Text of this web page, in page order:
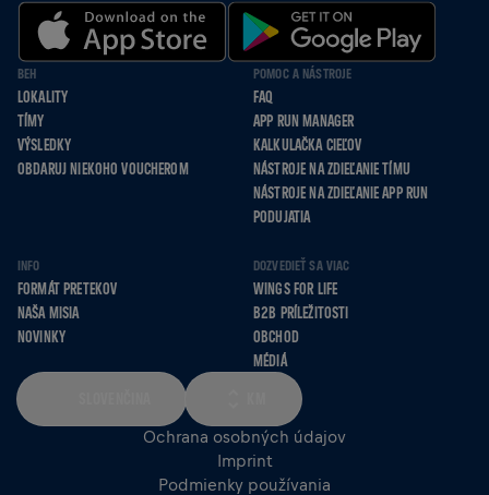
BEH
LOKALITY
TÍMY
VÝSLEDKY
OBDARUJ NIEKOHO VOUCHEROM
POMOC A NÁSTROJE
FAQ
APP RUN MANAGER
KALKULAČKA CIEĽOV
NÁSTROJE NA ZDIEĽANIE TÍMU
NÁSTROJE NA ZDIEĽANIE APP RUN
PODUJATIA
INFO
FORMÁT PRETEKOV
NAŠA MISIA
NOVINKY
DOZVEDIEŤ SA VIAC
WINGS FOR LIFE
B2B PRÍLEŽITOSTI
OBCHOD
MÉDIÁ
Ochrana osobných údajov
Imprint
Podmienky používania